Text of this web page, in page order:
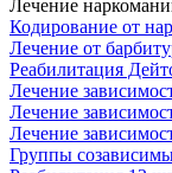
Лечение
Кодирование от
Лечение от
Реабилитация
Лечение
Лечение
Лечение
Группы